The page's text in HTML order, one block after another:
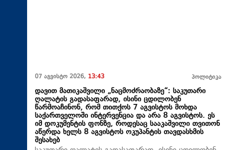
07 აგვისტო 2026, 13:43 პოლიტიკა
დავით მათიკაშვილი „ნაცმოძრაობაზე“: საკუთარი
ღალატის გადასაფარად, ისინი ცდილობენ
წარმოაჩინონ, რომ თითქოს 7 აგვისტოს მოხდა
საქართველოში ინტერვენცია და არა 8 აგვისტოს. ეს
იმ დოკუმენტის ფონზე, როდესაც სააკაშვილი თვითონ
აწერდა ხელს 8 აგვისტოს ოკუპანტის თავდასხმის
შესახებ